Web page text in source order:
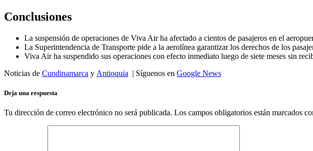
Conclusiones
La suspensión de operaciones de Viva Air ha afectado a cientos de pasajeros en el
La Superintendencia de Transporte pide a la aerolínea garantizar los derechos de los
Viva Air ha suspendido sus operaciones con efecto inmediato luego de siete meses sin
Noticias de Cundinamarca y Antioquia | Síguenos en Google News
Deja una respuesta
Tu dirección de correo electrónico no será publicada. Los campos obligatorios están marcados